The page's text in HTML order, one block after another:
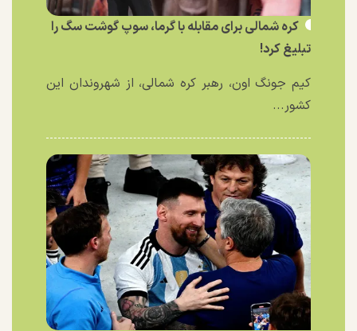
کره شمالی برای مقابله با گرما، سوپ گوشت سگ را
تبلیغ کرد!
کیم جونگ اون، رهبر کره شمالی، از شهروندان این
کشور...